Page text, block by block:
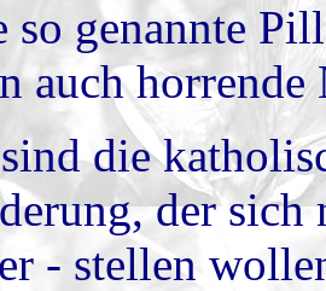
so genannte
auch
die
der
- stellen